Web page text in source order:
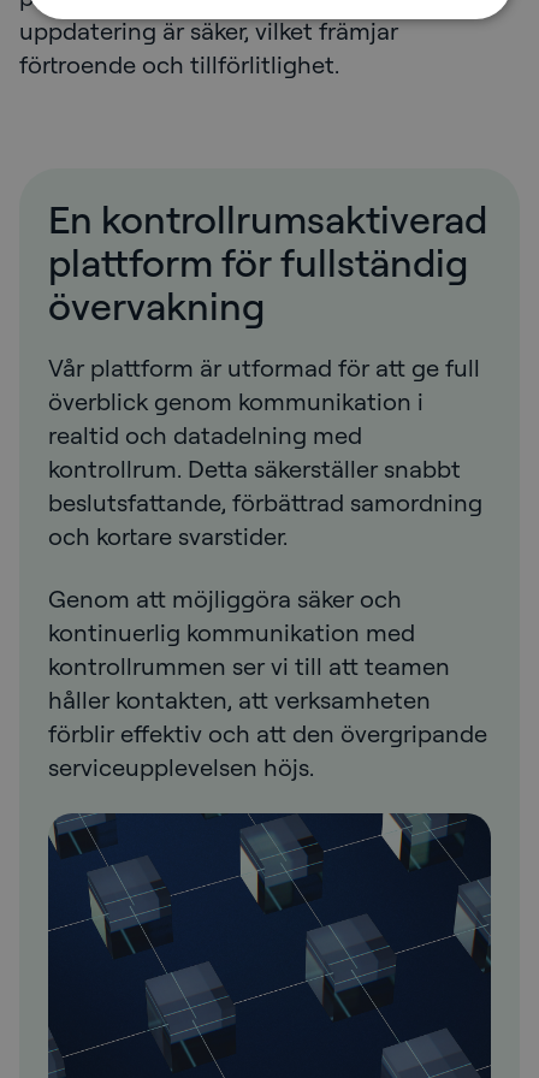
uppdatering är säker, vilket främjar
förtroende och tillförlitlighet.
En kontrollrumsaktiverad
plattform för fullständig
övervakning
Vår plattform är utformad för att ge full
överblick genom kommunikation i
realtid och datadelning med
kontrollrum. Detta säkerställer snabbt
beslutsfattande, förbättrad samordning
och kortare svarstider.
Genom att möjliggöra säker och
kontinuerlig kommunikation med
kontrollrummen ser vi till att teamen
håller kontakten, att verksamheten
förblir effektiv och att den övergripande
serviceupplevelsen höjs.